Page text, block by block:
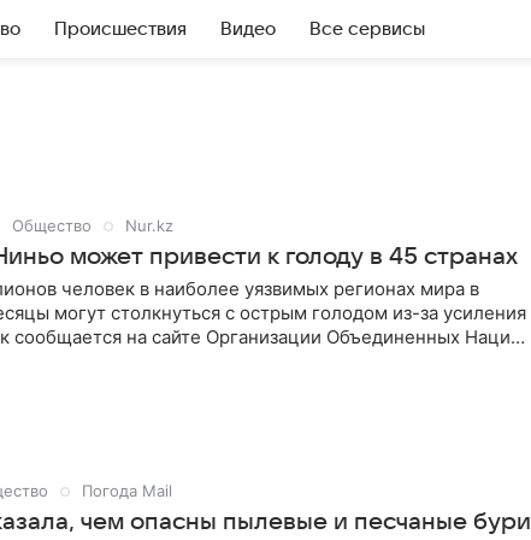
Происшествия Видео Все сервисы
Общество Nur.kz
может привести к голоду в 45 странах
человек в наиболее уязвимых регионах мира в
могут столкнуться с острым голодом из-за усиления
сообщается на сайте Организации Объединенных Наций,
и сохранить источники дохода.
Погода Mail
чем опасны пылевые и песчаные бури